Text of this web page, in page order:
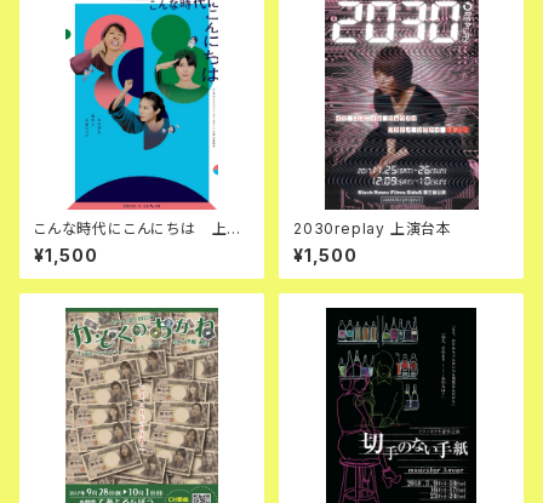
こんな時代にこんにちは 上演
台本
¥1,500
2030replay 上演台本
¥1,500